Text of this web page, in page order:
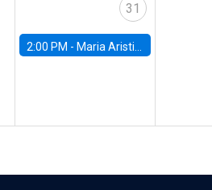
31
2:00 PM - Maria Aristizabal-Ramirez, FED Board